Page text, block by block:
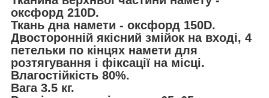
оксфорд 210D.
Ткань дна намети - оксфорд 150D.
Двосторонній якісний змійок на вході, 4
петельки по кінцях намети для
розтягування і фіксації на місці.
Влагостійкість 80%.
Вага 3.5 кг.